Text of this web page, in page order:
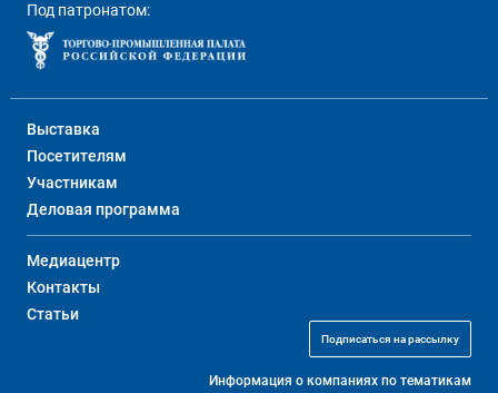
Под патронатом:
Выставка
Посетителям
Участникам
Деловая программа
Медиацентр
Контакты
Статьи
Подписаться на рассылку
Информация о компаниях по тематикам